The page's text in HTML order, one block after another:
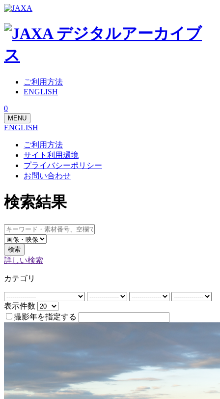
ご利用方法
ENGLISH
0
MENU
ENGLISH
ご利用方法
サイト利用環境
プライバシーポリシー
お問い合わせ
検索結果
検索
詳しい検索
カテゴリ
表示件数
撮影年を指定する